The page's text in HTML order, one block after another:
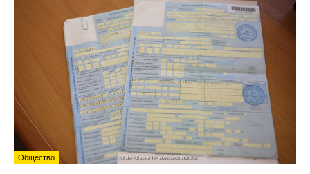
Общество